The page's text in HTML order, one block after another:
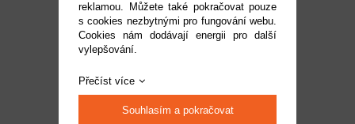
119 Kč
reklamou. Můžete také pokračovat pouze
s cookies nezbytnými pro fungování webu.
Cookies nám dodávají energii pro další
vylepšování.
Přečíst více
Souhlasím a pokračovat